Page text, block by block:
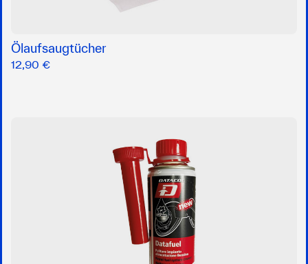
Ölaufsaugtücher
12,90 €